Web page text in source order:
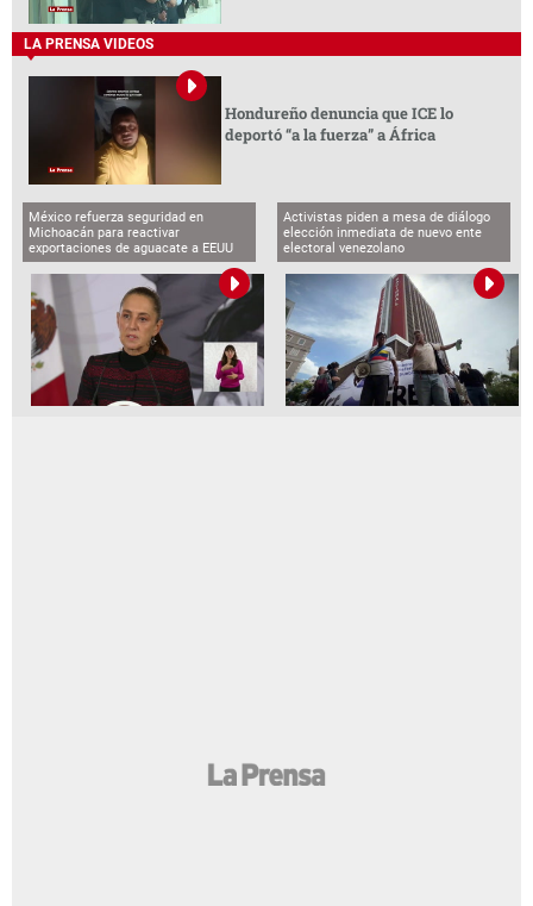
LA PRENSA VIDEOS
Hondureño denuncia que ICE lo
deportó “a la fuerza” a África
México refuerza seguridad en
Michoacán para reactivar
exportaciones de aguacate a EEUU
Activistas piden a mesa de diálogo
elección inmediata de nuevo ente
electoral venezolano